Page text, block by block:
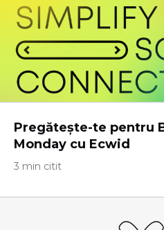
Pregătește-te pentru
​​Monday cu Ecwid
3 min citit